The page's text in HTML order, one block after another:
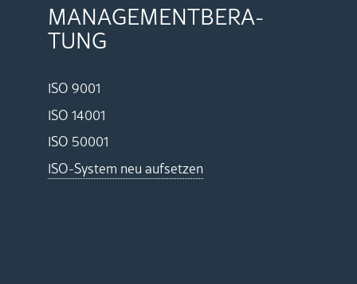
MA­NAGE­MENT­BE­RA­
TUNG
ISO 9001
ISO 14001
ISO 50001
ISO-Sys­tem neu auf­set­zen